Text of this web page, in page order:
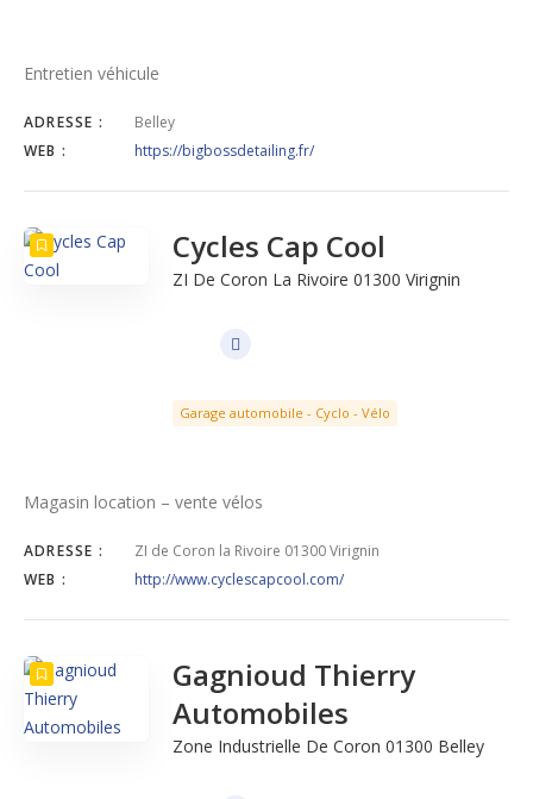
Entretien véhicule
ADRESSE :
Belley
WEB :
https://bigbossdetailing.fr/
Cycles Cap Cool
ZI De Coron La Rivoire 01300 Virignin
Garage automobile - Cyclo - Vélo
Magasin location – vente vélos
ADRESSE :
ZI de Coron la Rivoire 01300 Virignin
WEB :
http://www.cyclescapcool.com/
Gagnioud Thierry
Automobiles
Zone Industrielle De Coron 01300 Belley